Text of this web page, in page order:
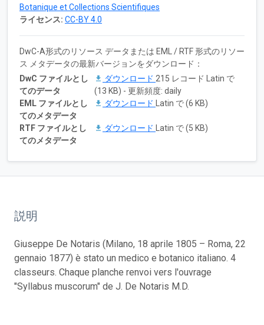
Botanique et Collections Scientifiques
ライセンス: CC-BY 4.0
DwC-A形式のリソース データまたは EML / RTF 形式のリソー
ス メタデータの最新バージョンをダウンロード：
DwC ファイルとし
てのデータ
ダウンロード 215 レコード Latin で
(13 KB) - 更新頻度: daily
EML ファイルとし
てのメタデータ
ダウンロード Latin で (6 KB)
RTF ファイルとし
てのメタデータ
ダウンロード Latin で (5 KB)
説明
Giuseppe De Notaris (Milano, 18 aprile 1805 – Roma, 22
gennaio 1877) è stato un medico e botanico italiano. 4
classeurs. Chaque planche renvoi vers l'ouvrage
"Syllabus muscorum" de J. De Notaris M.D.